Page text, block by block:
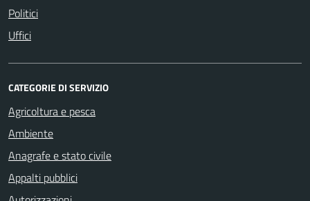
Politici
Uffici
CATEGORIE DI SERVIZIO
Agricoltura e pesca
Ambiente
Anagrafe e stato civile
Appalti pubblici